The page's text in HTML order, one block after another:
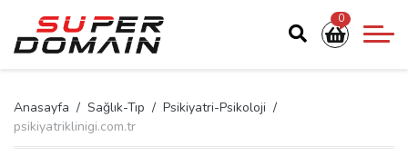
0
Anasayfa Sağlık-Tıp
Psikiyatri-Psikoloji
psikiyatriklinigi.com.tr